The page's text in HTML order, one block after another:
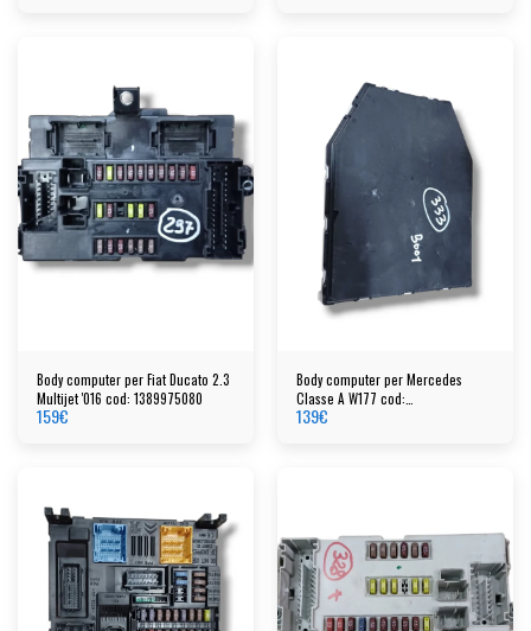
Body computer per Fiat Ducato 2.3
Multijet '016 cod: 1389975080
159€
Body computer per Mercedes
Classe A W177 cod:
020a2479001406
139€